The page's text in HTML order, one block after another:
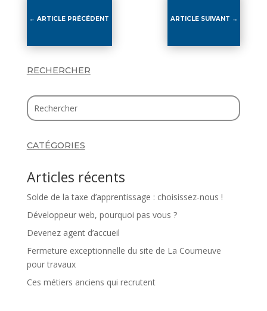
←ARTICLE PRÉCÉDENT ARTICLE SUIVANT →
RECHERCHER
CATÉGORIES
Articles récents
Solde de la taxe d’apprentissage : choisissez-nous !
Développeur web, pourquoi pas vous ?
Devenez agent d’accueil
Fermeture exceptionnelle du site de La Courneuve
pour travaux
Ces métiers anciens qui recrutent